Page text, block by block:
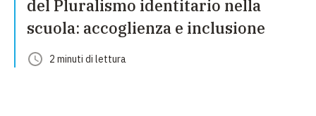
del Pluralismo identitario nella
scuola: accoglienza e inclusione
2 minuti di lettura